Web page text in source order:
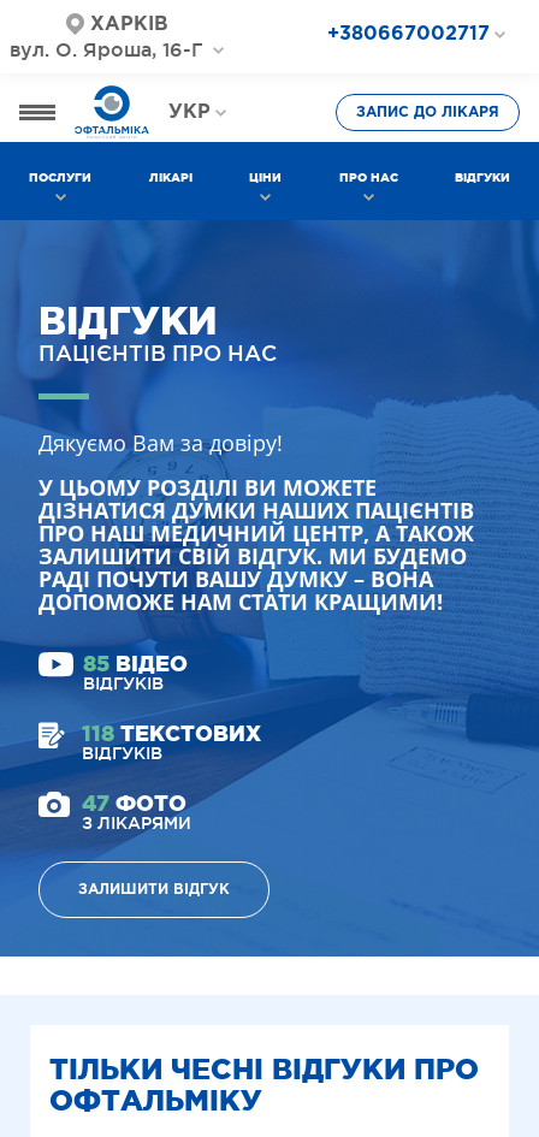
ХАРКІВ
вул. О. Яроша, 16-Г
+380667002717
+380577002717
УКР
РОС
ЗАПИС ДО ЛІКАРЯ
ПОСЛУГИ ЛІКАРІ ЦІНИ ПРО НАС ВІДГУКИ
ВІДГУКИ
ПАЦІЄНТІВ ПРО НАС
Дякуємо Вам за довіру!
У ЦЬОМУ РОЗДІЛІ ВИ МОЖЕТЕ
ДІЗНАТИСЯ ДУМКИ НАШИХ ПАЦІЄНТІВ
ПРО НАШ МЕДИЧНИЙ ЦЕНТР, А ТАКОЖ
ЗАЛИШИТИ СВІЙ ВІДГУК. МИ БУДЕМО
РАДІ ПОЧУТИ ВАШУ ДУМКУ – ВОНА
ДОПОМОЖЕ НАМ СТАТИ КРАЩИМИ!
85 ВІДЕО
ВІДГУКІВ
118 ТЕКСТОВИХ
ВІДГУКІВ
47 ФОТО
З ЛІКАРЯМИ
ЗАЛИШИТИ ВІДГУК
ТІЛЬКИ ЧЕСНІ ВІДГУКИ ПРО
ОФТАЛЬМІКУ